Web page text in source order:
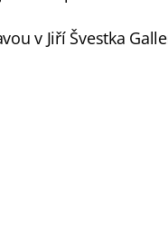
v Jiří Švestka